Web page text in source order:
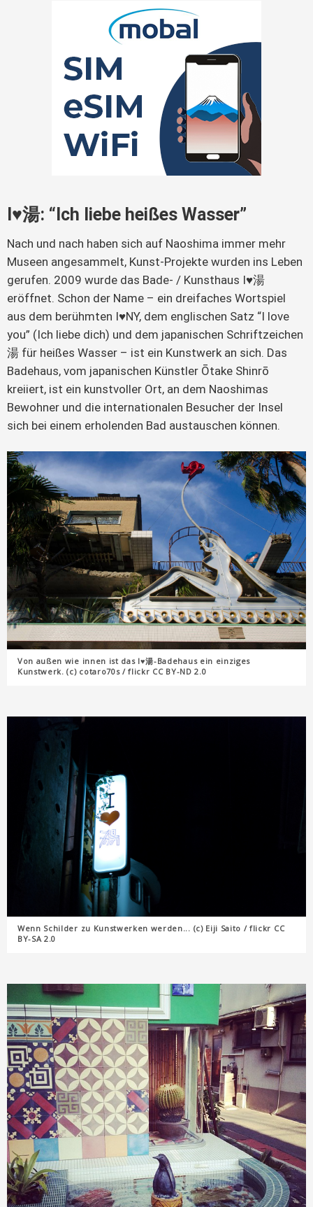
I♥湯: “Ich liebe heißes Wasser”
Nach und nach haben sich auf Naoshima immer mehr
Museen angesammelt, Kunst-Projekte wurden ins Leben
gerufen. 2009 wurde das Bade- / Kunsthaus I♥湯
eröffnet. Schon der Name – ein dreifaches Wortspiel
aus dem berühmten I♥NY, dem englischen Satz “I love
you” (Ich liebe dich) und dem japanischen Schriftzeichen
湯 für heißes Wasser – ist ein Kunstwerk an sich. Das
Badehaus, vom japanischen Künstler Ōtake Shinrō
kreiiert, ist ein kunstvoller Ort, an dem Naoshimas
Bewohner und die internationalen Besucher der Insel
sich bei einem erholenden Bad austauschen können.
Von außen wie innen ist das I♥湯-Badehaus ein einziges
Kunstwerk. (c) cotaro70s / flickr CC BY-ND 2.0
Wenn Schilder zu Kunstwerken werden... (c) Eiji Saito / flickr CC
BY-SA 2.0